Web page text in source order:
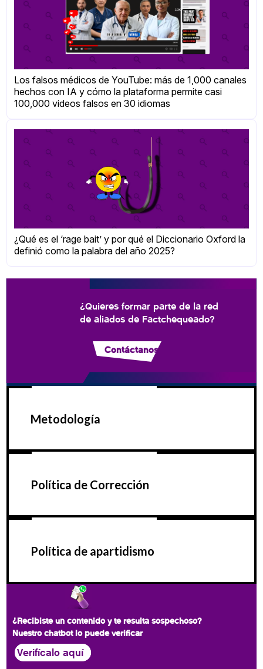
Los falsos médicos de YouTube: más de 1,000 canales
hechos con IA y cómo la plataforma permite casi
100,000 videos falsos en 30 idiomas
¿Qué es el ‘rage bait’ y por qué el Diccionario Oxford la
definió como la palabra del año 2025?
¿Quieres formar parte de la red
de aliados de Factchequeado?
Contáctanos
Metodología
Política de Corrección
Política de apartidismo
¿Recibiste un contenido y te resulta sospechoso?
Nuestro chatbot lo puede verificar
Verifícalo aquí